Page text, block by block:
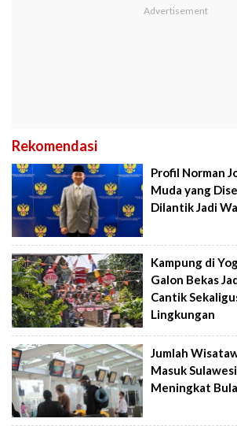
Rekomendasi
Profil Norman
Muda yang
Dilantik Jadi
Kampung di
Galon Bekas
Cantik
Lingkungan
Jumlah
Masuk
Meningkat